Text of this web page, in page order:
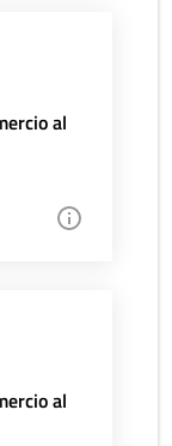
al
al